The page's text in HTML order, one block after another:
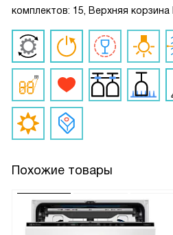
комплектов: 15, Верхняя корзина
Похожие товары